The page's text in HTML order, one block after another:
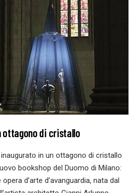
ottagono di cristallo
in un ottagono di cristallo
bookshop del Duomo di Milano:
opera d’arte d’avanguardia, nata dal